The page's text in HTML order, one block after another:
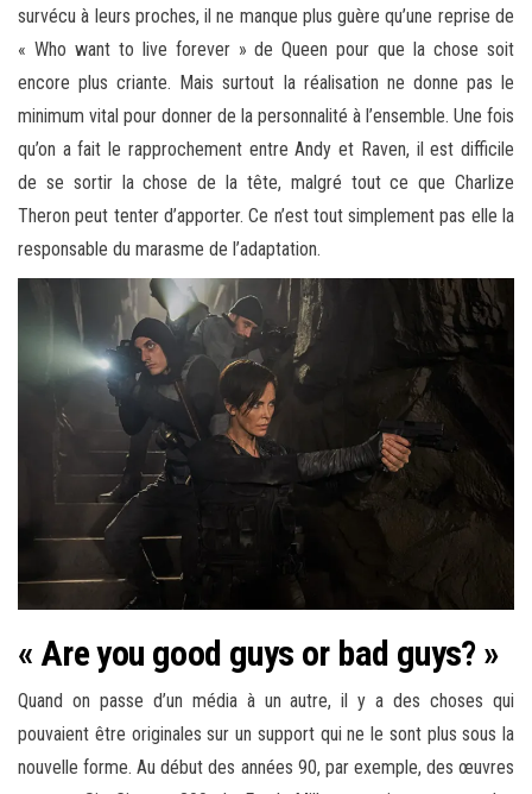
survécu à leurs proches, il ne manque plus guère qu’une reprise de
« Who want to live forever » de Queen pour que la chose soit
encore plus criante. Mais surtout la réalisation ne donne pas le
minimum vital pour donner de la personnalité à l’ensemble. Une fois
qu’on a fait le rapprochement entre Andy et Raven, il est difficile
de se sortir la chose de la tête, malgré tout ce que Charlize
Theron peut tenter d’apporter. Ce n’est tout simplement pas elle la
responsable du marasme de l’adaptation.
« Are you good guys or bad guys? »
Quand on passe d’un média à un autre, il y a des choses qui
pouvaient être originales sur un support qui ne le sont plus sous la
nouvelle forme. Au début des années 90, par exemple, des œuvres